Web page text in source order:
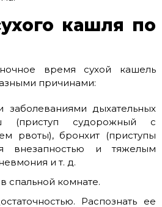
кашля по
время сухой кашель
причинами:
дыхательных
(приступ судорожный с
рвоты), бронхит (приступы
внезапностью и тяжелым
и т. д.
спальной комнате.
Распознать ее